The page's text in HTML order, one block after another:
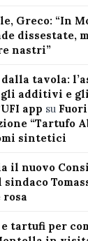
Greco: “In
dissestate,
nastri”
tavola:
gli additivi e
app su
“Tartufo
sintetici
il nuovo
tartufi per